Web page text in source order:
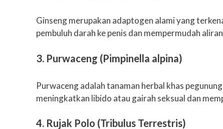
Ginseng merupakan adaptogen alami yang
pembuluh darah ke penis dan mempermudah
3. Purwaceng (Pimpinella alpina)
Purwaceng adalah tanaman herbal khas
meningkatkan libido atau gairah seksual dan
4. Rujak Polo (Tribulus Terrestris)